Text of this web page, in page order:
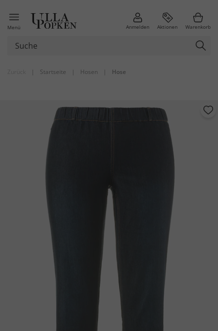
Menü Anmelden Aktionen Warenkorb
| Startseite | Hosen | Hose